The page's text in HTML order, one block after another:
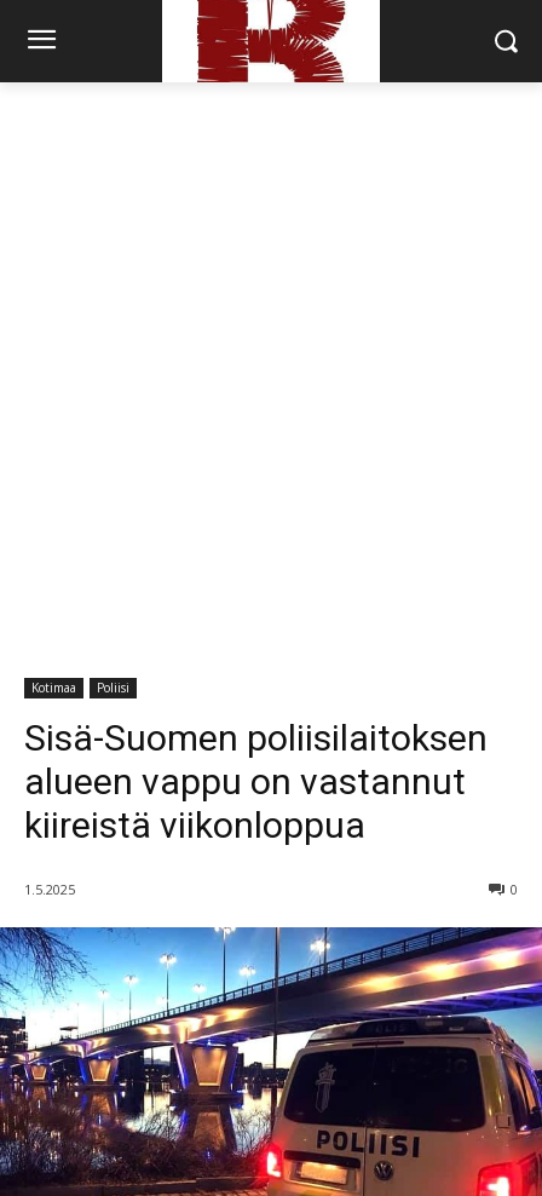
Kotimaa Poliisi
Sisä-Suomen poliisilaitoksen
alueen vappu on vastannut
kiireistä viikonloppua
1.5.2025 0